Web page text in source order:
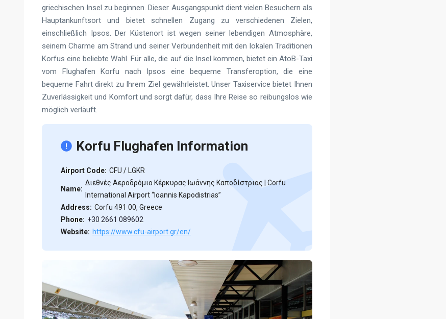
griechischen Insel zu beginnen. Dieser Ausgangspunkt dient vielen Besuchern als
Hauptankunftsort und bietet schnellen Zugang zu verschiedenen Zielen,
einschließlich Ipsos. Der Küstenort ist wegen seiner lebendigen Atmosphäre,
seinem Charme am Strand und seiner Verbundenheit mit den lokalen Traditionen
Korfus eine beliebte Wahl. Für alle, die auf die Insel kommen, bietet ein AtoB-Taxi
vom Flughafen Korfu nach Ipsos eine bequeme Transferoption, die eine
bequeme Fahrt direkt zu Ihrem Ziel gewährleistet. Unser Taxiservice bietet Ihnen
Zuverlässigkeit und Komfort und sorgt dafür, dass Ihre Reise so reibungslos wie
möglich verläuft.
Korfu Flughafen Information
Airport Code: CFU / LGKR
Name:
Διεθνές Αεροδρόμιο Κέρκυρας Ιωάννης Καποδίστριας | Corfu
International Airport “Ioannis Kapodistrias”
Address: Corfu 491 00, Greece
Phone: +30 2661 089602
Website: https://www.cfu-airport.gr/en/